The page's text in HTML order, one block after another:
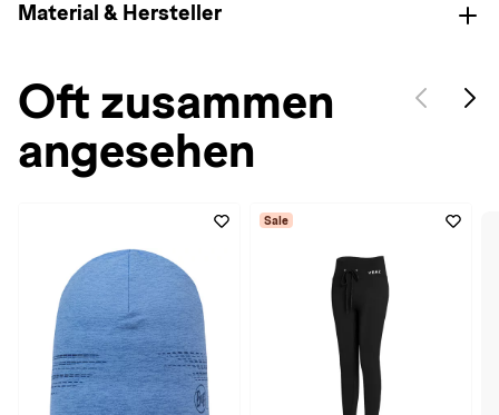
Material & Hersteller
Oft zusammen
angesehen
Sale